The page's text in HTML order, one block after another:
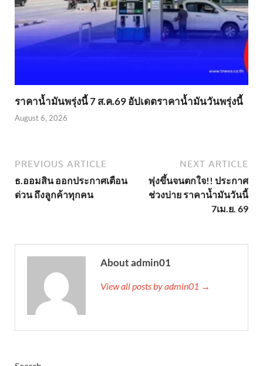
ราคาน้ำมันพรุ่งนี้ 7 ส.ค.69 อัปเดตราคาน้ำมันวันพรุ่งนี้
August 6, 2026
PREVIOUS ARTICLE
ธ.ออมสิน ออกประกาศเตือน
ด่วน ถึงลูกค้าทุกคน
NEXT ARTICLE
พุ่งขึ้นจนตกใจ!! ประกาศ
ช่วงบ่าย ราคาน้ำมันวันนี้
7เม.ย. 69
About admin01
View all posts by admin01 →